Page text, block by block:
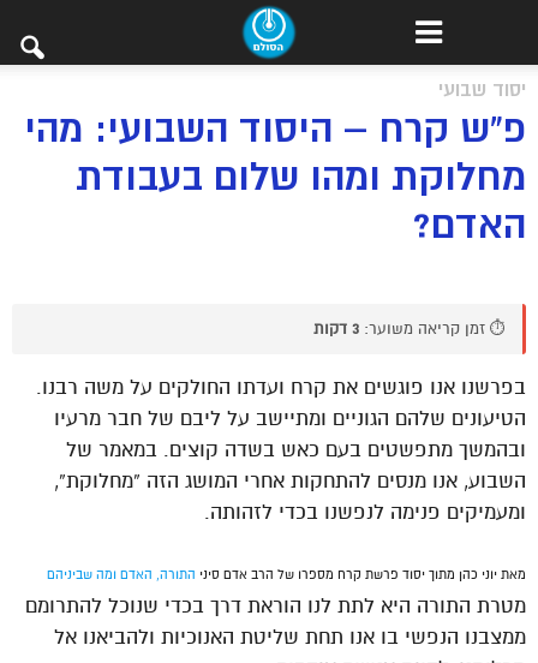
יסוד שבועי
פ”ש קרח – היסוד השבועי: מהי
מחלוקת ומהו שלום בעבודת
האדם?
⏱️ זמן קריאה משוער: 3 דקות
בפרשנו אנו פוגשים את קרח ועדתו החולקים על משה רבנו.
הטיעונים שלהם הגוניים ומתיישב על ליבם של חבר מרעיו
ובהמשך מתפשטים בעם כאש בשדה קוצים. במאמר של
השבוע, אנו מנסים להתחקות אחרי המושג הזה “מחלוקת”,
ומעמיקים פנימה לנפשנו בכדי לזהותה.
מאת יוני כהן מתוך יסוד פרשת קרח מספרו של הרב אדם סיני התורה, האדם ומה שביניהם
מטרת התורה היא לתת לנו הוראת דרך בכדי שנוכל להתרומם
ממצבנו הנפשי בו אנו תחת שליטת האנוכיות ולהביאנו אל